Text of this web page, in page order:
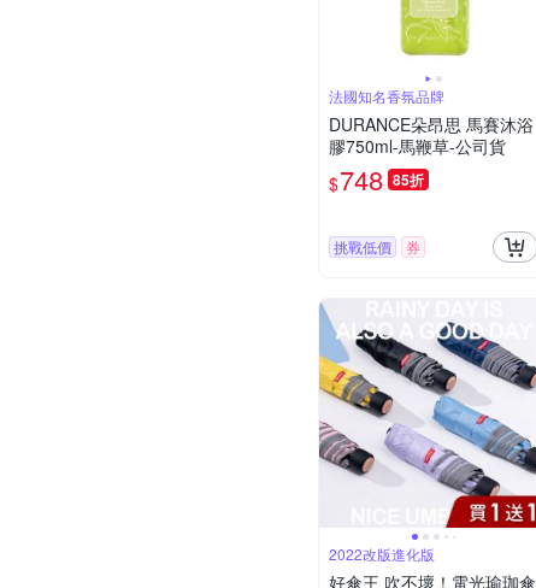
法國知名香氛品牌
DURANCE朵昂思 馬賽沐浴
膠750ml-馬鞭草-公司貨
$748 85折
挑戰低價 券
2022改版進化版
好傘王 吹不壞！電光瑜珈傘